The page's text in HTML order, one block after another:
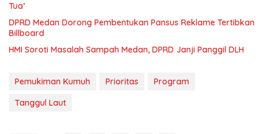
Tua’
DPRD Medan Dorong Pembentukan Pansus Reklame Tertibkan
Billboard
HMI Soroti Masalah Sampah Medan, DPRD Janji Panggil DLH
Pemukiman Kumuh Prioritas
Program
Tanggul Laut